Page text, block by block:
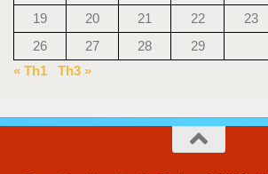
19
20 21 22 23
26
27 28
29
« Th1
Th3 »